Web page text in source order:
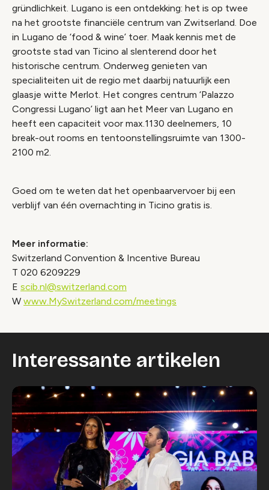
gründlichkeit. Lugano is een ontdekking: het is op twee
na het grootste financiële centrum van Zwitserland. Doe
in Lugano de ‘food & wine’ toer. Maak kennis met de
grootste stad van Ticino al slenterend door het
historische centrum. Onderweg genieten van
specialiteiten uit de regio met daarbij natuurlijk een
glaasje witte Merlot. Het congres centrum ‘Palazzo
Congressi Lugano’ ligt aan het Meer van Lugano en
heeft een capaciteit voor max.1130 deelnemers, 10
break-out rooms en tentoonstellingsruimte van 1300-
2100 m2.
Goed om te weten dat het openbaarvervoer bij een
verblijf van één overnachting in Ticino gratis is.
Meer informatie:
Switzerland Convention & Incentive Bureau
T 020 6209229
E scib.nl@switzerland.com
W www.MySwitzerland.com/meetings
Interessante artikelen